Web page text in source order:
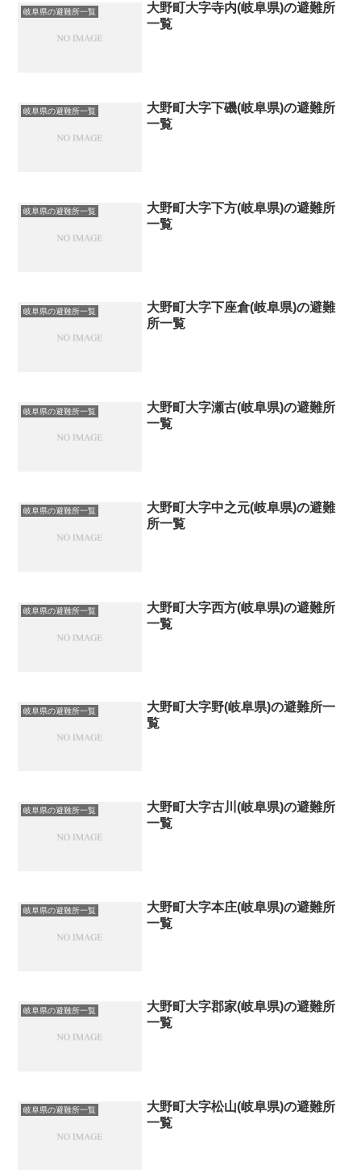
岐阜県の避難所一覧
大野町大字寺内(岐阜県)の避難所
一覧
岐阜県の避難所一覧
大野町大字下磯(岐阜県)の避難所
一覧
岐阜県の避難所一覧
大野町大字下方(岐阜県)の避難所
一覧
岐阜県の避難所一覧
大野町大字下座倉(岐阜県)の避難
所一覧
岐阜県の避難所一覧
大野町大字瀬古(岐阜県)の避難所
一覧
岐阜県の避難所一覧
大野町大字中之元(岐阜県)の避難
所一覧
岐阜県の避難所一覧
大野町大字西方(岐阜県)の避難所
一覧
岐阜県の避難所一覧
大野町大字野(岐阜県)の避難所一
覧
岐阜県の避難所一覧
大野町大字古川(岐阜県)の避難所
一覧
岐阜県の避難所一覧
大野町大字本庄(岐阜県)の避難所
一覧
岐阜県の避難所一覧
大野町大字郡家(岐阜県)の避難所
一覧
岐阜県の避難所一覧
大野町大字松山(岐阜県)の避難所
一覧